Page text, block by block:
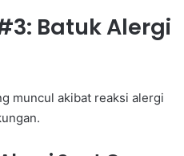
Batuk Alergi
muncul akibat reaksi alergi